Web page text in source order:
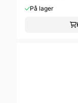
På lager